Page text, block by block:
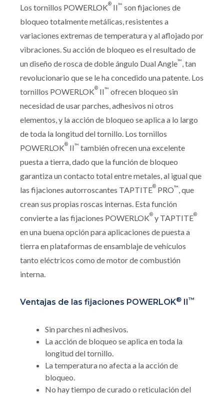
Los tornillos POWERLOK® II™ son fijaciones de
bloqueo totalmente metálicas, resistentes a
variaciones extremas de temperatura y al aflojado por
vibraciones. Su acción de bloqueo es el resultado de
un diseño de rosca de doble ángulo Dual Angle™, tan
revolucionario que se le ha concedido una patente. Los
tornillos POWERLOK® II™ ofrecen bloqueo sin
necesidad de usar parches, adhesivos ni otros
elementos, y la acción de bloqueo se aplica a lo largo
de toda la longitud del tornillo. Los tornillos
POWERLOK® II™ también ofrecen una excelente
puesta a tierra, dado que la función de bloqueo
garantiza un contacto total entre metales, al igual que
las fijaciones autorroscantes TAPTITE® PRO™, que
crean sus propias roscas internas. Esta función
convierte a las fijaciones POWERLOK® y TAPTITE®
en una buena opción para aplicaciones de puesta a
tierra en plataformas de ensamblaje de vehículos
tanto eléctricos como de motor de combustión
interna.
Ventajas de las fijaciones POWERLOK® ™
Sin parches ni adhesivos.
La acción de bloqueo se aplica en toda la
longitud del tornillo.
La temperatura no afecta a la acción de
bloqueo.
No hay tiempo de curado o reticulación del